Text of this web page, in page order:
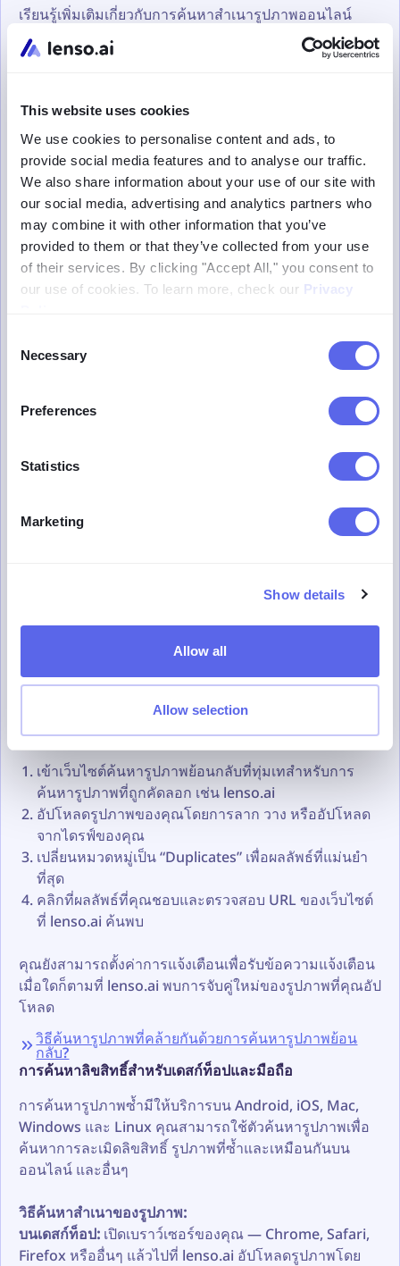
This website uses cookies
We use cookies to personalise content and ads, to
provide social media features and to analyse our traffic.
We also share information about your use of our site with
our social media, advertising and analytics partners who
may combine it with other information that you’ve
provided to them or that they’ve collected from your use
of their services. By clicking "Accept All," you consent to
our use of cookies. To learn more, check our Privacy
Selection
Necessary
Preferences
Statistics
Marketing
Show details
Allow all
Allow selection
เรียนรู้เพิ่มเติมเกี่ยวกับการค้นหาสำเนารูปภาพออนไลน์
วิธีค้นหารูปภาพที่คล้ายกันออนไลน์?
การค้นหาภาพที่มีลิขสิทธิ์คือการค้นหารูปภาพประเภทหนึ่ง
ก็คือ การค้นหารูปภาพย้อนกลับนี้จะค้นหาสำเนารูปภาพที่
อัปโหลดโดยผู้ใช้และภาพที่มีความคล้ายคลึงกันมาก — ไม่
ว่าจะเป็นรูปภาพเดียวกันที่ถูกแก้ไข หรือตัวรูปภาพที่รวมอยู่
ในภาพที่ใหญ่กว่า การค้นหาประเภทนี้ใช้โดยผู้ที่ต้องการหา
ว่ารูปภาพที่ตนถ่ายถูกใช้ที่ไหนบนออนไลน์
การค้นหาภาพที่คล้ายกันทำงานอย่างไร?
ทำไมคุณควรค้นหาสำเนาของรูปภาพ?
ใช้การค้นหารูปภาพที่ซ้ำโดยศิลปินและช่างภาพที่ต้องการ
ตรวจสอบว่างานของตนไม่ได้ถูกใช้งานโดยไม่ได้รับอนุญาต
lenso.ai ได้รับความนิยมจากช่างภาพเนื่องจากความ
แม่นยำและตัวเลือกในการตั้งค่าการแจ้งเตือนสำหรับ
ผู้ประกอบการ การรู้ว่าที่ใดที่ตราสินค้าถูกใช้เป็นวิธีที่ดีใน
การติดตามว่าบริษัทถูกกล่าวถึงที่ไหน นอกจากนี้ การ
วิธีค้นหาสำเนารูปภาพออนไลน์?
ต่างๆ โดยที่เราไม่รู้ตัว เพื่อหลีกเลี่ยงการถูกขโมยและแก้ไข
รูปภาพ ควรใช้การค้นหารูปภาพ นี่คือคำแนะนำสั้นๆ เกี่ยว
เข้าเว็บไซต์ค้นหารูปภาพย้อนกลับที่ทุ่มเทสำหรับการ
ค้นหารูปภาพที่ถูกคัดลอก เช่น lenso.ai
อัปโหลดรูปภาพของคุณโดยการลาก วาง หรืออัปโหลด
จากไดรฟ์ของคุณ
เปลี่ยนหมวดหมู่เป็น “Duplicates” เพื่อผลลัพธ์ที่แม่นยำ
ที่สุด
คลิกที่ผลลัพธ์ที่คุณชอบและตรวจสอบ URL ของเว็บไซต์
ที่ lenso.ai ค้นพบ
คุณยังสามารถตั้งค่าการแจ้งเตือนเพื่อรับข้อความแจ้งเตือน
เมื่อใดก็ตามที่ lenso.ai พบการจับคู่ใหม่ของรูปภาพที่คุณอัป
โหลด
วิธีค้นหารูปภาพที่คล้ายกันด้วยการค้นหารูปภาพย้อน
กลับ?
การค้นหาลิขสิทธิ์สำหรับเดสก์ท็อปและมือถือ
การค้นหารูปภาพซ้ำมีให้บริการบน Android, iOS, Mac,
Windows และ Linux คุณสามารถใช้ตัวค้นหารูปภาพเพื่อ
ค้นหาการละเมิดลิขสิทธิ์ รูปภาพที่ซ้ำและเหมือนกันบน
ออนไลน์ และอื่นๆ
วิธีค้นหาสำเนาของรูปภาพ:
บนเดสก์ท็อป: เปิดเบราว์เซอร์ของคุณ — Chrome, Safari,
Firefox หรืออื่นๆ แล้วไปที่ lenso.ai อัปโหลดรูปภาพโดย